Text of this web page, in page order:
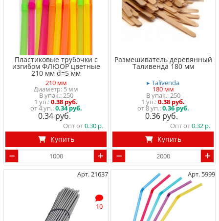
Пластиковые трубочки с
изгибом ФЛЮОР цветные
210 мм d=5 мм
210 мм
Диаметр: 5 мм
250
1 уп. 0.38 руб.
от 4 уп.:0.34 руб.
0.34
Опт от0.30
Купить
Размешиватель деревянный
Таливенда 180 мм
▸ Talivenda
180 мм
250
1 уп. 0.38 руб.
от 8 уп.:0.36 руб.
0.36
Опт от0.32
Купить
Арт. 21637
10
Арт. 5999